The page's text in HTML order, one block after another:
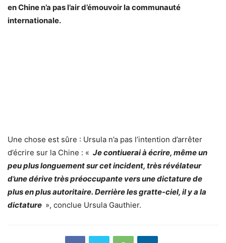
en Chine n’a pas l’air d’émouvoir la communauté
internationale.
Une chose est sûre : Ursula n’a pas l’intention d’arrêter
d’écrire sur la Chine : « Je contiuerai à écrire, même un
peu plus longuement sur cet incident, très révélateur
d’une dérive très préoccupante vers une dictature de
plus en plus autoritaire. Derrière les gratte-ciel, il y a la
dictature », conclue Ursula Gauthier.